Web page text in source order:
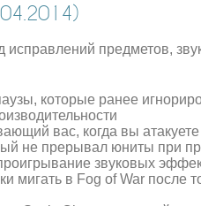
предметов,
которые ранее
вас, когда вы
не прерывал юниты при
звуковых
мигать в Fog of War после